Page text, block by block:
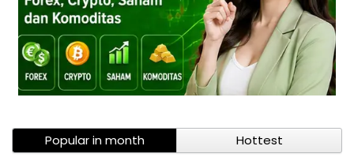
Popular in month
Hottest